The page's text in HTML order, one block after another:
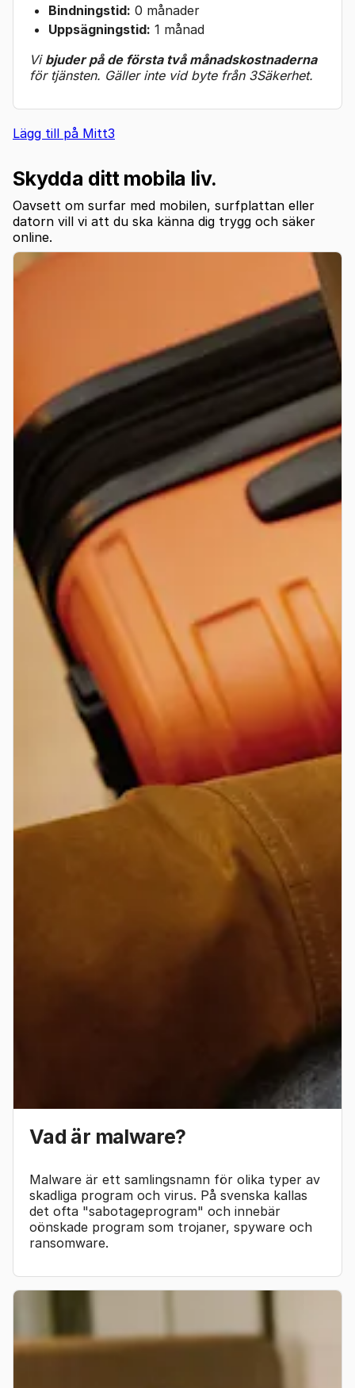
Bindningstid: 0 månader
Uppsägningstid: 1 månad
Vi bjuder på de första två månadskostnaderna
för tjänsten. Gäller inte vid byte från 3Säkerhet.
Lägg till på Mitt3
Skydda ditt mobila liv.
Oavsett om surfar med mobilen, surfplattan eller
datorn vill vi att du ska känna dig trygg och säker
online.
Vad är malware?
Malware är ett samlingsnamn för olika typer av
skadliga program och virus. På svenska kallas
det ofta "sabotageprogram" och innebär
oönskade program som trojaner, spyware och
ransomware.